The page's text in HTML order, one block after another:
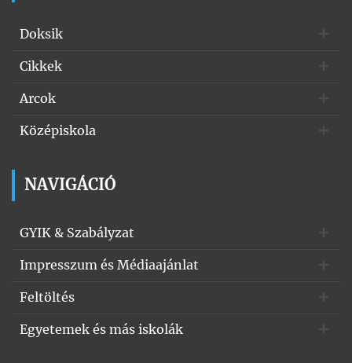
Doksik
Cikkek
Arcok
Középiskola
NAVIGÁCIÓ
GYIK & Szabályzat
Impresszum és Médiaajánlat
Feltöltés
Egyetemek és más iskolák